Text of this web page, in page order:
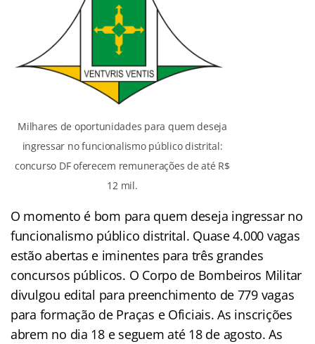
Milhares de oportunidades para quem deseja
ingressar no funcionalismo público distrital:
concurso DF oferecem remunerações de até R$
12 mil.
O momento é bom para quem deseja ingressar no
funcionalismo público distrital. Quase 4.000 vagas
estão abertas e iminentes para três grandes
concursos públicos. O Corpo de Bombeiros Militar
divulgou edital para preenchimento de 779 vagas
para formação de Praças e Oficiais. As inscrições
abrem no dia 18 e seguem até 18 de agosto. As